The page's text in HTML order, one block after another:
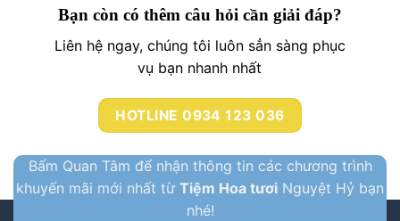
Bạn còn có thêm câu hỏi cần giải đáp?
Liên hệ ngay, chúng tôi luôn sẳn sàng phục
vụ bạn nhanh nhất
HOTLINE 0934 123 036
Bấm Quan Tâm để nhận thông tin các chương trình
khuyến mãi mới nhất từ Tiệm Hoa tươi Nguyệt Hỷ bạn
nhé!